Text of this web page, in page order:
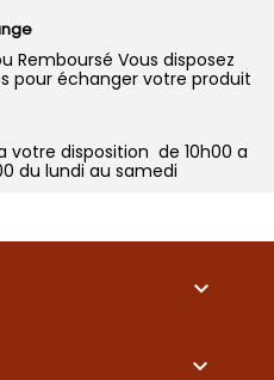
Remboursé Vous disposez
pour échanger votre produit
votre disposition de 10h00 a
du lundi au samedi

